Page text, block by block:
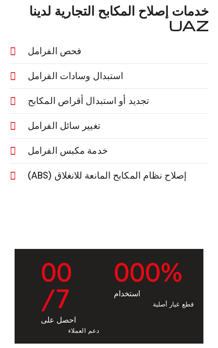
خدمات إصلاح المكابح التجارية لدينا
UAZ
فحص الفرامل
استبدال وسادات الفرامل
تجديد أو استبدال أقراص المكابح
تغيير سائل الفرامل
خدمة مكبس الفرامل
إصلاح نظام المكابح المانعة للانغلاق (ABS)
000%
استخدام
قطع غيار أصلية
00
/7
احصل على
دعم العملاء